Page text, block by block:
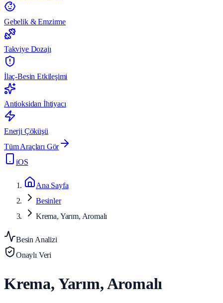
Gebelik & Emzirme
Takviye Dozajı
İlaç-Besin Etkileşimi
Antioksidan İhtiyacı
Enerji Çöküşü
Tüm Araçları Gör
iOS
Ana Sayfa
Besinler
Krema, Yarım, Aromalı
Besin Analizi
Onaylı Veri
Krema, Yarım, Aromalı